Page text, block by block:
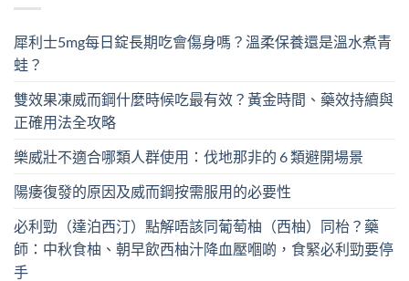
犀利士5mg每日錠長期吃會傷身嗎？溫柔保養還是溫水煮青
蛙？
雙效果凍威而鋼什麼時候吃最有效？黃金時間、藥效持續與
正確用法全攻略
樂威壯不適合哪類人群使用：伐地那非的 6 類避開場景
陽痿復發的原因及威而鋼按需服用的必要性
必利勁（達泊西汀）點解唔該同葡萄柚（西柚）同枱？藥
師：中秋食柚、朝早飲西柚汁降血壓嗰啲，食緊必利勁要停
手